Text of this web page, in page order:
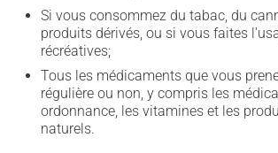
Si vous consommez du tabac, du
produits dérivés, ou si vous faites
récréatives;
Tous les médicaments que vous
régulière ou non, y compris les
ordonnance, les vitamines et les
naturels.